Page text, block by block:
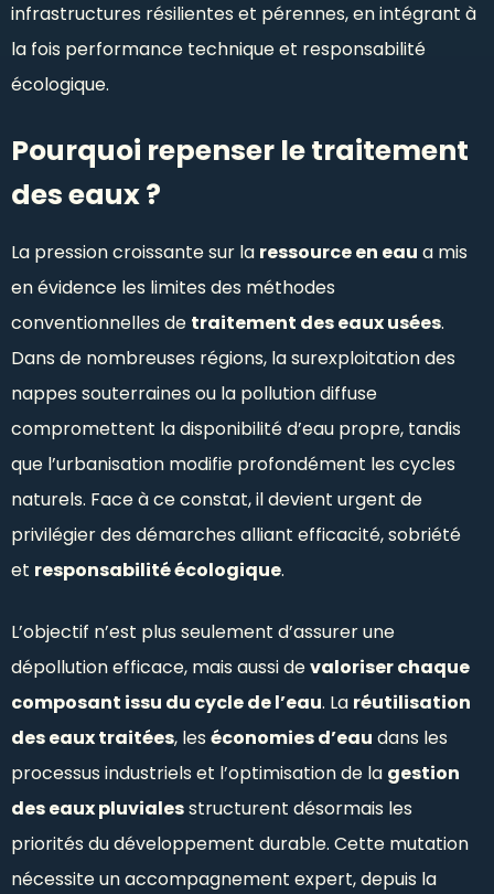
infrastructures résilientes et pérennes, en intégrant à
la fois performance technique et responsabilité
écologique.
Pourquoi repenser le traitement
des eaux ?
La pression croissante sur la ressource en eau a mis
en évidence les limites des méthodes
conventionnelles de traitement des eaux usées.
Dans de nombreuses régions, la surexploitation des
nappes souterraines ou la pollution diffuse
compromettent la disponibilité d’eau propre, tandis
que l’urbanisation modifie profondément les cycles
naturels. Face à ce constat, il devient urgent de
privilégier des démarches alliant efficacité, sobriété
et responsabilité écologique.
L’objectif n’est plus seulement d’assurer une
dépollution efficace, mais aussi devaloriser chaque
composant issu du cycle de l’eau. La réutilisation
des eaux traitées, les économies d’eau dans les
processus industriels et l’optimisation de la gestion
des eaux pluvialesstructurent désormais les
priorités du développement durable. Cette mutation
nécessite un accompagnement expert, depuis la